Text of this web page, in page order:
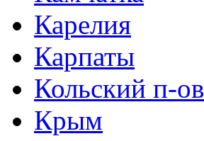
Карелия
Карпаты
Кольский п-ов
Крым